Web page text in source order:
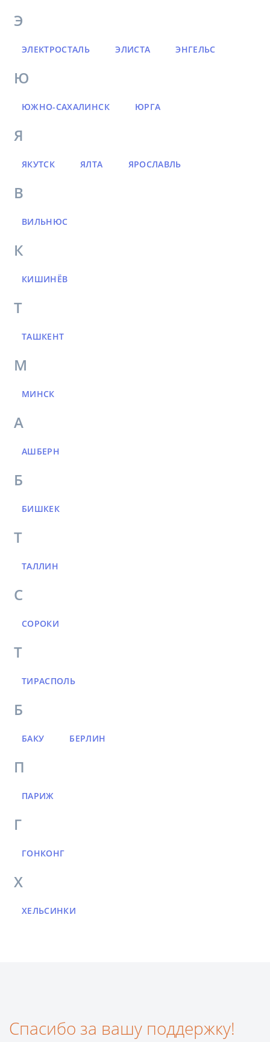
Э
ЭЛЕКТРОСТАЛЬ ЭЛИСТА ЭНГЕЛЬС
Ю
ЮЖНО-САХАЛИНСК ЮРГА
Я
ЯКУТСК ЯЛТА ЯРОСЛАВЛЬ
В
ВИЛЬНЮС
К
КИШИНЁВ
Т
ТАШКЕНТ
М
МИНСК
А
АШБЕРН
Б
БИШКЕК
Т
ТАЛЛИН
С
СОРОКИ
Т
ТИРАСПОЛЬ
Б
БАКУ БЕРЛИН
П
ПАРИЖ
Г
ГОНКОНГ
Х
ХЕЛЬСИНКИ
Спасибо за вашу поддержку!